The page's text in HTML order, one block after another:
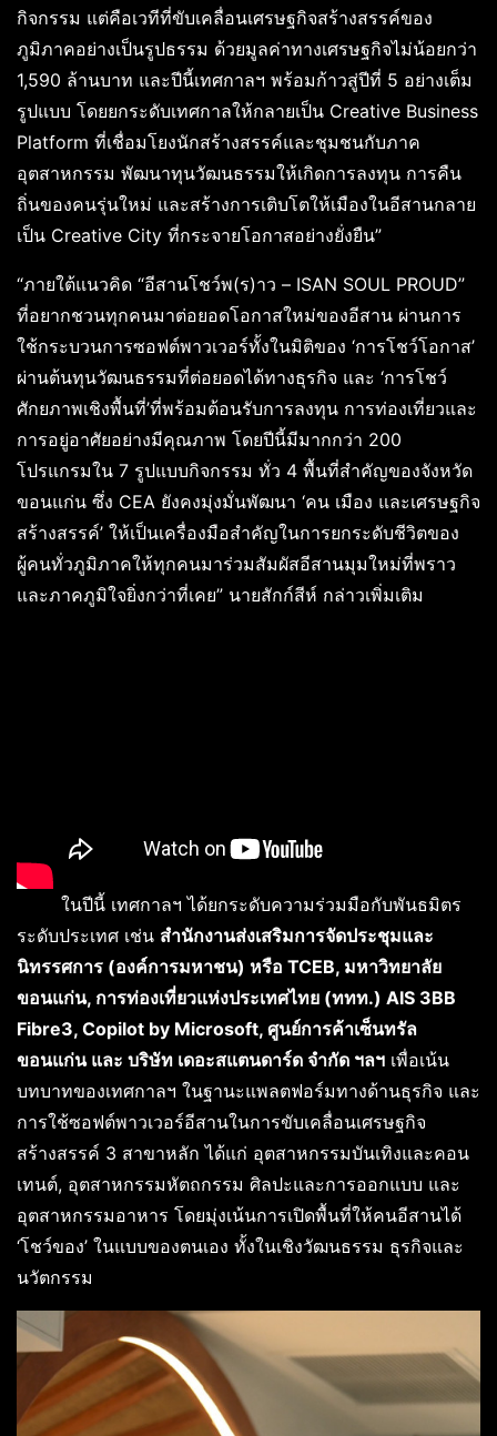
กิจกรรม แต่คือเวทีที่ขับเคลื่อนเศรษฐกิจสร้างสรรค์ของ
ภูมิภาคอย่างเป็นรูปธรรม ด้วยมูลค่าทางเศรษฐกิจไม่น้อยกว่า
1,590 ล้านบาท และปีนี้เทศกาลฯ พร้อมก้าวสู่ปีที่ 5 อย่างเต็ม
รูปแบบ โดยยกระดับเทศกาลให้กลายเป็น Creative Business
Platform ที่เชื่อมโยงนักสร้างสรรค์และชุมชนกับภาค
อุตสาหกรรม พัฒนาทุนวัฒนธรรมให้เกิดการลงทุน การคืน
ถิ่นของคนรุ่นใหม่ และสร้างการเติบโตให้เมืองในอีสานกลาย
เป็น Creative City ที่กระจายโอกาสอย่างยั่งยืน”
“ภายใต้แนวคิด “อีสานโชว์พ(ร)าว – ISAN SOUL PROUD”
ที่อยากชวนทุกคนมาต่อยอดโอกาสใหม่ของอีสาน ผ่านการ
ใช้กระบวนการซอฟต์พาวเวอร์ทั้งในมิติของ ‘การโชว์โอกาส’
ผ่านต้นทุนวัฒนธรรมที่ต่อยอดได้ทางธุรกิจ และ ‘การโชว์
ศักยภาพเชิงพื้นที่’ที่พร้อมต้อนรับการลงทุน การท่องเที่ยวและ
การอยู่อาศัยอย่างมีคุณภาพ โดยปีนี้มีมากกว่า 200
โปรแกรมใน 7 รูปแบบกิจกรรม ทั่ว 4 พื้นที่สำคัญของจังหวัด
ขอนแก่น ซึ่ง CEA ยังคงมุ่งมั่นพัฒนา ‘คน เมือง และเศรษฐกิจ
สร้างสรรค์’ ให้เป็นเครื่องมือสำคัญในการยกระดับชีวิตของ
ผู้คนทั่วภูมิภาคให้ทุกคนมาร่วมสัมผัสอีสานมุมใหม่ที่พราว
และภาคภูมิใจยิ่งกว่าที่เคย” นายสักก์สีห์ กล่าวเพิ่มเติม
ในปีนี้ เทศกาลฯ ได้ยกระดับความร่วมมือกับพันธมิตร
ระดับประเทศ เช่น สำนักงานส่งเสริมการจัดประชุมและ
นิทรรศการ (องค์การมหาชน) หรือ TCEB, มหาวิทยาลัย
ขอนแก่น, การท่องเที่ยวแห่งประเทศไทย (ททท.) AIS 3BB
Fibre3, Copilot by Microsoft, ศูนย์การค้าเซ็นทรัล
ขอนแก่น และ บริษัท เดอะสแตนดาร์ด จำกัด ฯลฯ เพื่อเน้น
บทบาทของเทศกาลฯ ในฐานะแพลตฟอร์มทางด้านธุรกิจ และ
การใช้ซอฟต์พาวเวอร์อีสานในการขับเคลื่อนเศรษฐกิจ
สร้างสรรค์ 3 สาขาหลัก ได้แก่ อุตสาหกรรมบันเทิงและคอน
เทนต์, อุตสาหกรรมหัตถกรรม ศิลปะและการออกแบบ และ
อุตสาหกรรมอาหาร โดยมุ่งเน้นการเปิดพื้นที่ให้คนอีสานได้
‘โชว์ของ’ ในแบบของตนเอง ทั้งในเชิงวัฒนธรรม ธุรกิจและ
นวัตกรรม